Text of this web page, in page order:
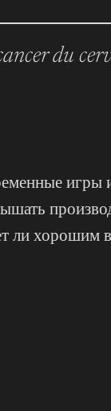
du
игры
ли хорошим